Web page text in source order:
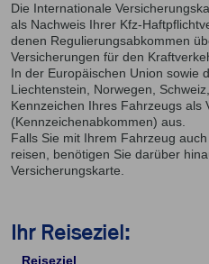
Die Internationale
als Nachweis Ihrer Kfz-
denen Regulierungsabkommen
Versicherungen für den
In der Europäischen Union sowie
Liechtenstein, Norwegen,
Kennzeichen Ihres Fahrzeugs als
(Kennzeichenabkommen) aus.
Falls Sie mit Ihrem Fahrzeug
reisen, benötigen Sie darüber
Versicherungskarte.
Ihr Reiseziel:
Reiseziel